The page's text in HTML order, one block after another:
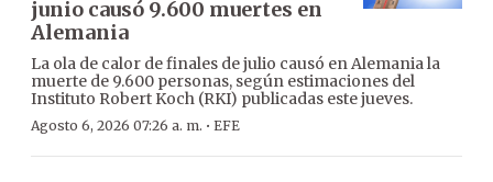
junio causó 9.600 muertes en
Alemania
La ola de calor de finales de julio causó en Alemania la
muerte de 9.600 personas, según estimaciones del
Instituto Robert Koch (RKI) publicadas este jueves.
Agosto 6, 2026 07:26 a. m. · EFE